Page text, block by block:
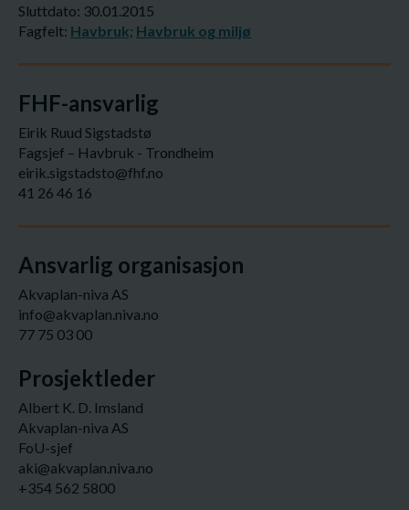
Sluttdato: 30.01.2015
Fagfelt: Havbruk; Havbruk og miljø
FHF-ansvarlig
Eirik Ruud Sigstadstø
Fagsjef – Havbruk - Trondheim
eirik.sigstadsto@fhf.no
41 26 46 16
Ansvarlig organisasjon
Akvaplan-niva AS
info@akvaplan.niva.no
77 75 03 00
Prosjektleder
Albert K. D. Imsland
Akvaplan-niva AS
FoU-sjef
aki@akvaplan.niva.no
+354 562 5800